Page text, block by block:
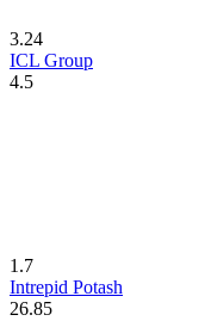
3.24
ICL Group
4.5
1.7
Intrepid Potash
26.85